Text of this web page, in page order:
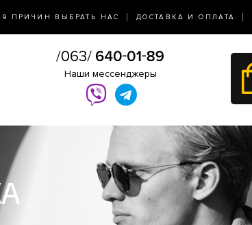
9 ПРИЧИН ВЫБРАТЬ НАС ДОСТАВКА И ОПЛАТА
Наши мессенджеры